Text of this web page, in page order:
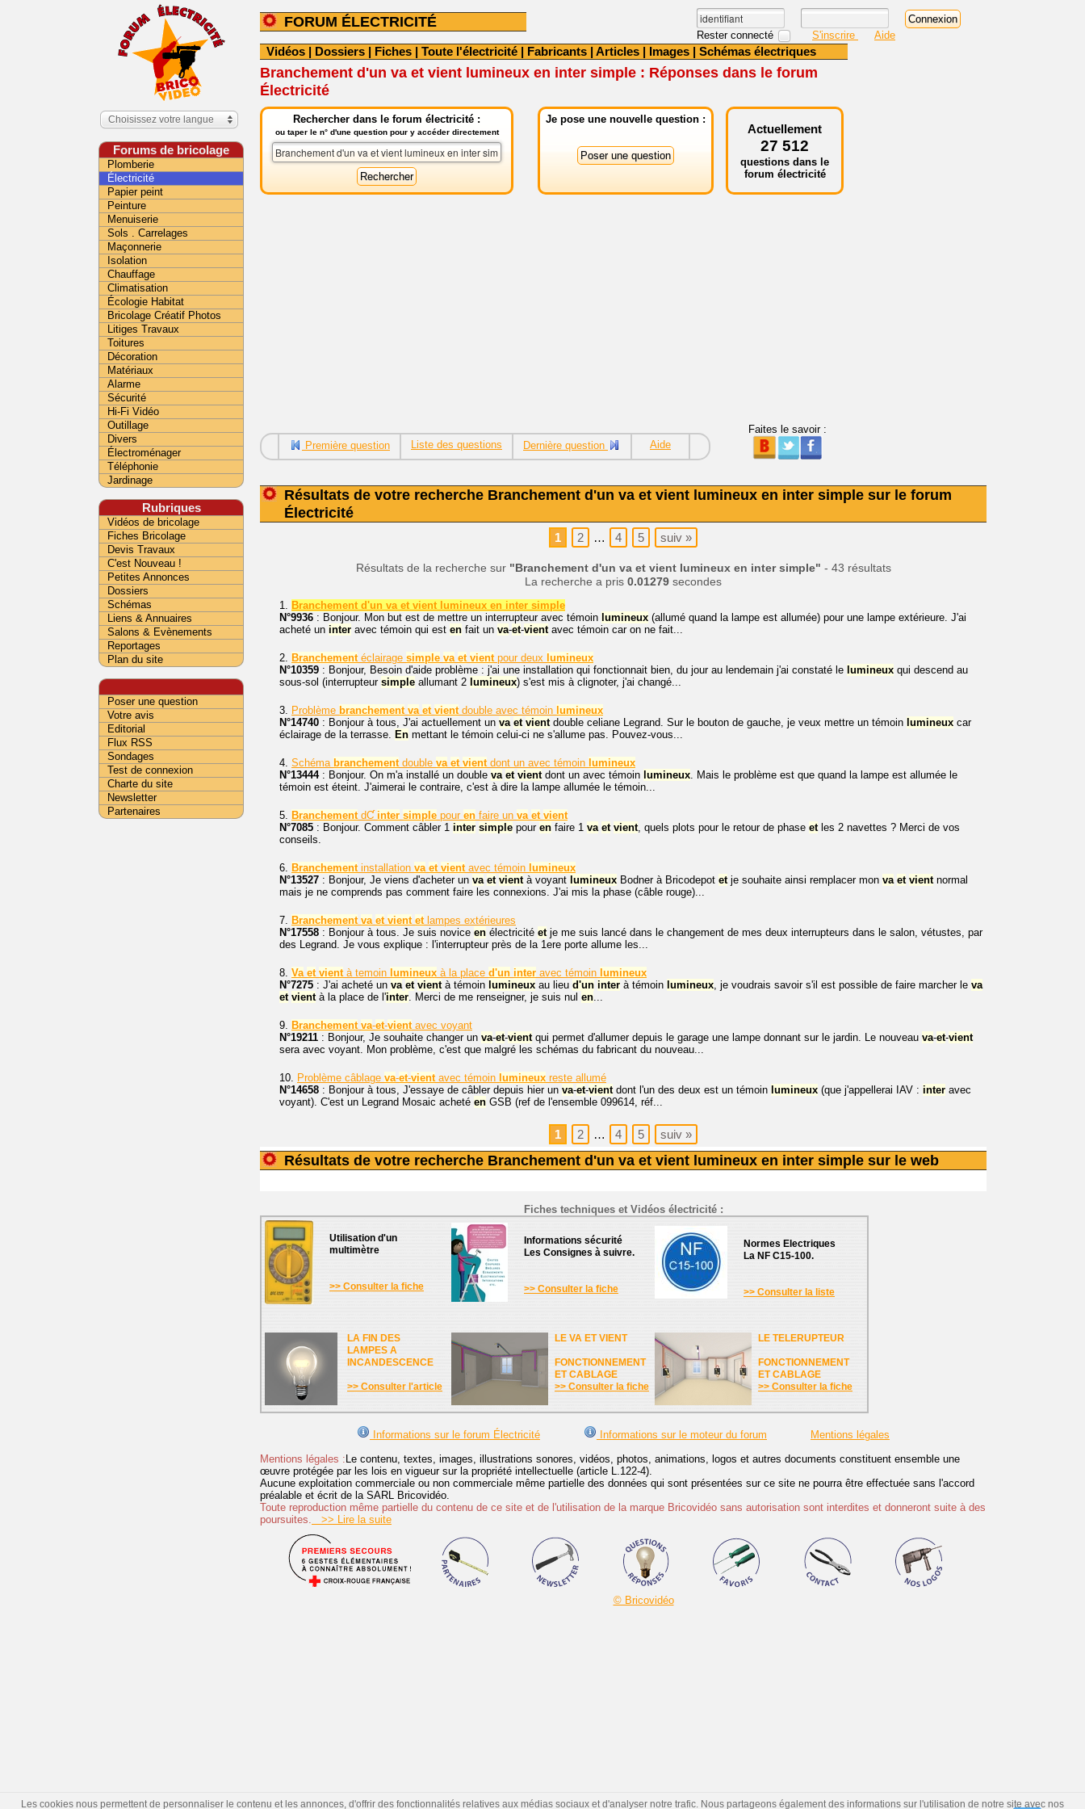
FORUM ÉLECTRICITÉ
Rester connecté S'inscrire Aide
Vidéos | Dossiers | Fiches | Toute l'électricité | Fabricants | Articles | Images | Schémas électriques
Branchement d'un va et vient lumineux en inter simple : Réponses dans le forum
Électricité
Rechercher dans le forum électricité :
ou taper le n° d'une question pour y accéder directement
Je pose une nouvelle question :
Actuellement
27 512
questions dans le
forum électricité
Première question Liste des questions Dernière question Aide
Faites le savoir :
Résultats de votre recherche Branchement d'un va et vient lumineux en inter simple sur le forum
Électricité
1 2 … 4 5 suiv »
Résultats de la recherche sur "Branchement d'un va et vient lumineux en inter simple" - 43 résultats
La recherche a pris 0.01279 secondes
1. Branchement d'un va et vient lumineux en inter simple
N°9936 : Bonjour. Mon but est de mettre un interrupteur avec témoin lumineux (allumé quand la lampe est allumée) pour une lampe extérieure. J'ai
acheté un inter avec témoin qui est en fait un va-et-vient avec témoin car on ne fait...
2. Branchement éclairage simple va et vient pour deux lumineux
N°10359 : Bonjour, Besoin d'aide problème : j'ai une installation qui fonctionnait bien, du jour au lendemain j'ai constaté le lumineux qui descend au
sous-sol (interrupteur simple allumant 2 lumineux) s'est mis à clignoter, j'ai changé...
3. Problème branchement va et vient double avec témoin lumineux
N°14740 : Bonjour à tous, J'ai actuellement un va et vient double celiane Legrand. Sur le bouton de gauche, je veux mettre un témoin lumineux car
éclairage de la terrasse. En mettant le témoin celui-ci ne s'allume pas. Pouvez-vous...
4. Schéma branchement double va et vient dont un avec témoin lumineux
N°13444: Bonjour. On m'a installé un double va et vient dont un avec témoin lumineux . Mais le problème est que quand la lampe est allumée le
témoin est éteint. J'aimerai le contraire, c'est à dire la lampe allumée le témoin...
5. Branchement dƇ inter simple pour en faire un va et vient
N°7085 : Bonjour. Comment câbler 1 inter simple pour en faire 1 va et vient , quels plots pour le retour de phase et les 2 navettes ? Merci de vos
conseils.
6. Branchement installation va et vient avec témoin lumineux
N°13527 : Bonjour, Je viens d'acheter un va et vient à voyant lumineux Bodner à Bricodepot et je souhaite ainsi remplacer mon va et vient normal
mais je ne comprends pas comment faire les connexions. J'ai mis la phase (câble rouge)...
7. Branchement va et vient et lampes extérieures
N°17558 : Bonjour à tous. Je suis novice en électricité et je me suis lancé dans le changement de mes deux interrupteurs dans le salon, vétustes, par
des Legrand. Je vous explique : l'interrupteur près de la 1ere porte allume les...
8. Va et vient à temoin lumineux à la place d'un inter avec témoin lumineux
N°7275 : J'ai acheté un va et vient à témoin lumineux au lieu d'un inter à témoin lumineux , je voudrais savoir s'il est possible de faire marcher le va
et vient à la place de l'inter . Merci de me renseigner, je suis nul en
9. Branchement va-et-vient avec voyant
N°19211 : Bonjour, Je souhaite changer un va-et-vient qui permet d'allumer depuis le garage une lampe donnant sur le jardin. Le nouveau va-et-vient
sera avec voyant. Mon problème, c'est que malgré les schémas du fabricant du nouveau...
10. Problème câblage va-et-vient avec témoin lumineux reste allumé
N°14658 : Bonjour à tous, J'essaye de câbler depuis hier un va-et-vient dont l'un des deux est un témoin lumineux (que j'appellerai IAV : inter avec
voyant). C'est un Legrand Mosaic acheté en GSB (ref de l'ensemble 099614, réf...
1 2 … 4 5 suiv »
Résultats de votre recherche Branchement d'un va et vient lumineux en inter simple sur le web
Fiches techniques et Vidéos électricité :
Utilisation d'un
multimètre
>> Consulter la fiche
Informations sécurité
Les Consignes à suivre.
>> Consulter la fiche
Normes Electriques
La NF C15-100.
>> Consulter la liste
LA FIN DES
LAMPES A
INCANDESCENCE
>> Consulter l'article
LE VA ET VIENT
FONCTIONNEMENT
ET CABLAGE
>> Consulter la fiche
LE TELERUPTEUR
FONCTIONNEMENT
ET CABLAGE
>> Consulter la fiche
Informations sur le forum Électricité Informations sur le moteur du forum
Mentions légales
Mentions légales :Le contenu, textes, images, illustrations sonores, vidéos, photos, animations, logos et autres documents constituent ensemble une
œuvre protégée par les lois en vigueur sur la propriété intellectuelle (article L.122-4).
Aucune exploitation commerciale ou non commerciale même partielle des données qui sont présentées sur ce site ne pourra être effectuée sans l'accord
préalable et écrit de la SARL Bricovidéo.
Toute reproduction même partielle du contenu de ce site et de l'utilisation de la marque Bricovidéo sans autorisation sont interdites et donneront suite à des
poursuites.
>> Lire la suite
© Bricovidéo
Choisissez votre langue
Forums de bricolage
Plomberie
Électricité
Papier peint
Peinture
Menuiserie
Sols . Carrelages
Maçonnerie
Isolation
Chauffage
Climatisation
Écologie Habitat
Bricolage Créatif Photos
Litiges Travaux
Toitures
Décoration
Matériaux
Alarme
Sécurité
Hi-Fi Vidéo
Outillage
Divers
Électroménager
Téléphonie
Jardinage
Rubriques
Vidéos de bricolage
Fiches Bricolage
Devis Travaux
C'est Nouveau !
Petites Annonces
Dossiers
Schémas
Liens & Annuaires
Salons & Evènements
Reportages
Plan du site
Poser une question
Votre avis
Editorial
Flux RSS
Sondages
Test de connexion
Charte du site
Newsletter
Partenaires
Les cookies nous permettent de personnaliser le contenu et les annonces, d'offrir des fonctionnalités relatives aux médias sociaux et d'analyser notre trafic. Nous partageons également des informations sur l'utilisation de notre site avec nos